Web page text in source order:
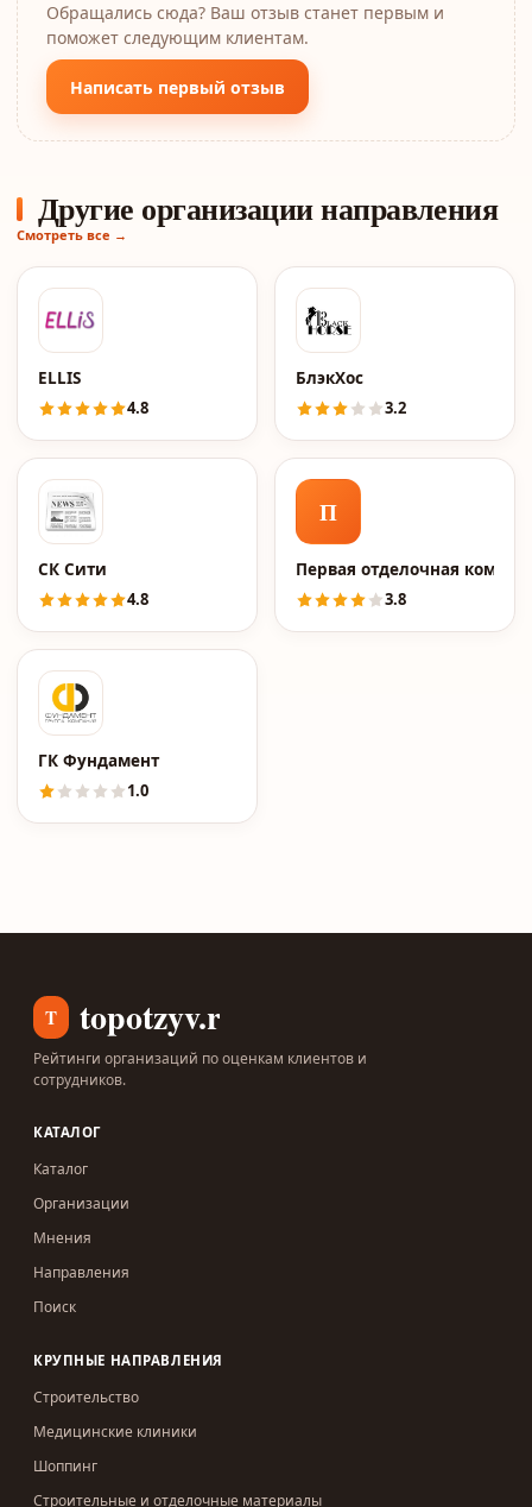
Обращались сюда? Ваш отзыв станет первым и
поможет следующим клиентам.
Написать первый отзыв
Другие организации направления
Смотреть все →
ELLIS
4.8
БлэкХос
3.2
СК Сити
4.8
П
Первая отделочная
3.8
ГК Фундамент
1.0
T topotzyv.ru
Рейтинги организаций по оценкам клиентов и
сотрудников.
КАТАЛОГ
Каталог
Организации
Мнения
Направления
Поиск
КРУПНЫЕ НАПРАВЛЕНИЯ
Строительство
Медицинские клиники
Шоппинг
Строительные и отделочные материалы